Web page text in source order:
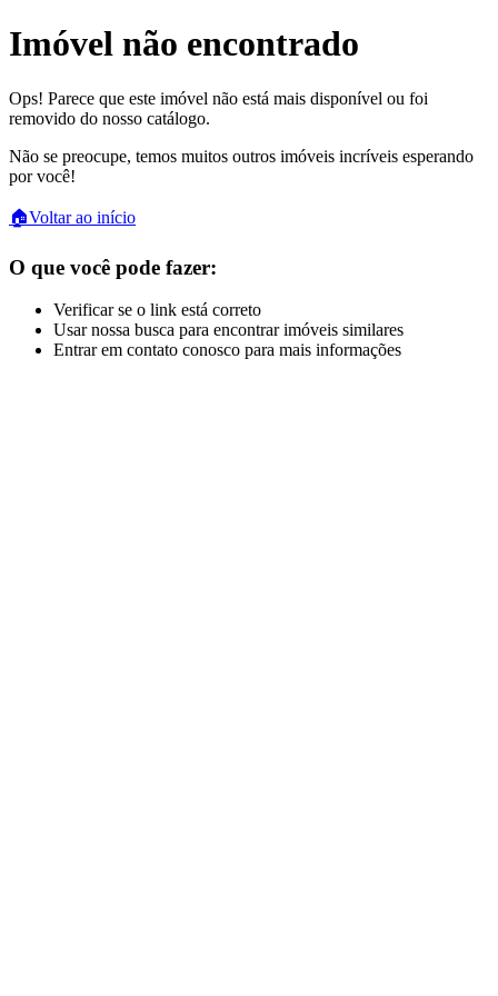
Imóvel não encontrado
Ops! Parece que este imóvel não está mais disponível ou foi
removido do nosso catálogo.
Não se preocupe, temos muitos outros imóveis incríveis esperando
por você!
🏠Voltar ao início
O que você pode fazer:
Verificar se o link está correto
Usar nossa busca para encontrar imóveis similares
Entrar em contato conosco para mais informações